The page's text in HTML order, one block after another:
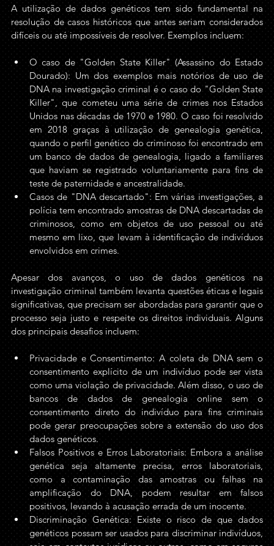
A utilização de dados genéticos tem sido fundamental na
resolução de casos históricos que antes seriam considerados
difíceis ou até impossíveis de resolver. Exemplos incluem:
O caso de "Golden State Killer" (Assassino do Estado
Dourado): Um dos exemplos mais notórios de uso de
DNA na investigação criminal é o caso do "Golden State
Killer", que cometeu uma série de crimes nos Estados
Unidos nas décadas de 1970 e 1980. O caso foi resolvido
em 2018 graças à utilização de genealogia genética,
quando o perfil genético do criminoso foi encontrado em
um banco de dados de genealogia, ligado a familiares
que haviam se registrado voluntariamente para fins de
teste de paternidade e ancestralidade.
Casos de "DNA descartado": Em várias investigações, a
polícia tem encontrado amostras de DNA descartadas de
criminosos, como em objetos de uso pessoal ou até
mesmo em lixo, que levam à identificação de indivíduos
envolvidos em crimes.
Apesar dos avanços, o uso de dados genéticos na
investigação criminal também levanta questões éticas e legais
significativas, que precisam ser abordadas para garantir que o
processo seja justo e respeite os direitos individuais. Alguns
dos principais desafios incluem:
Privacidade e Consentimento: A coleta de DNA sem o
consentimento explícito de um indivíduo pode ser vista
como uma violação de privacidade. Além disso, o uso de
bancos de dados de genealogia online sem o
consentimento direto do indivíduo para fins criminais
pode gerar preocupações sobre a extensão do uso dos
dados genéticos.
Falsos Positivos e Erros Laboratoriais: Embora a análise
genética seja altamente precisa, erros laboratoriais,
como a contaminação das amostras ou falhas na
amplificação do DNA, podem resultar em falsos
positivos, levando à acusação errada de um inocente.
Discriminação Genética: Existe o risco de que dados
genéticos possam ser usados para discriminar indivíduos,